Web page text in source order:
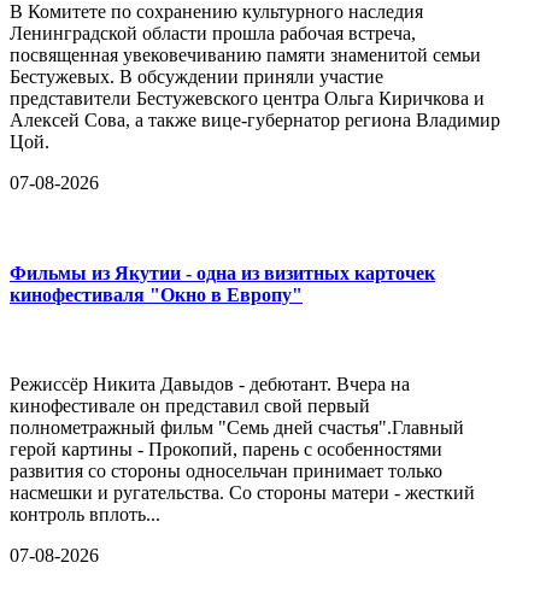
В Комитете по сохранению культурного наследия
Ленинградской области прошла рабочая встреча,
посвященная увековечиванию памяти знаменитой семьи
Бестужевых. В обсуждении приняли участие
представители Бестужевского центра Ольга Киричкова и
Алексей Сова, а также вице-губернатор региона Владимир
Цой.
07-08-2026
Фильмы из Якутии - одна из визитных карточек
кинофестиваля "Окно в Европу"
Режиссёр Никита Давыдов - дебютант. Вчера на
кинофестивале он представил свой первый
полнометражный фильм "Семь дней счастья".Главный
герой картины - Прокопий, парень с особенностями
развития со стороны односельчан принимает только
насмешки и ругательства. Со стороны матери - жесткий
контроль вплоть...
07-08-2026